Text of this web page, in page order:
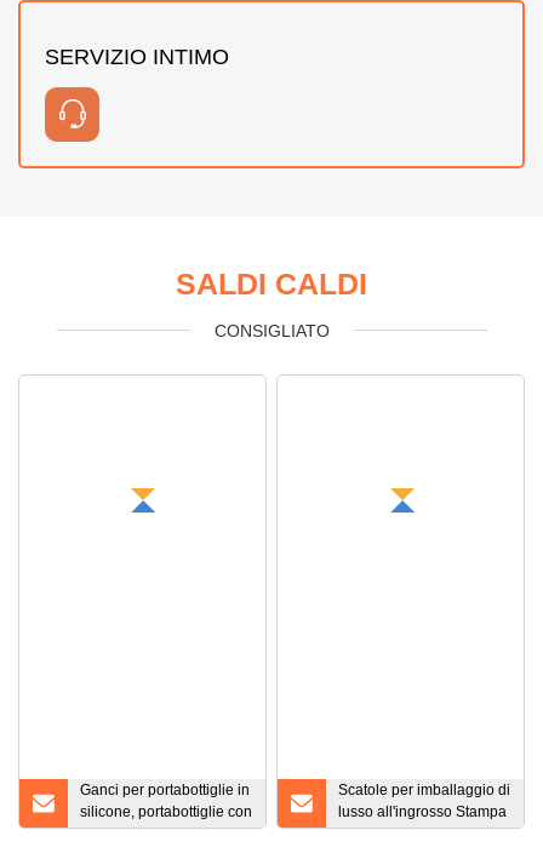
SERVIZIO INTIMO
SALDI CALDI
CONSIGLIATO
Ganci per portabottiglie in
silicone, portabottiglie con
fibbia sospesa con
Scatole per imballaggio di
lusso all'ingrosso Stampa
personalizzata Scatola